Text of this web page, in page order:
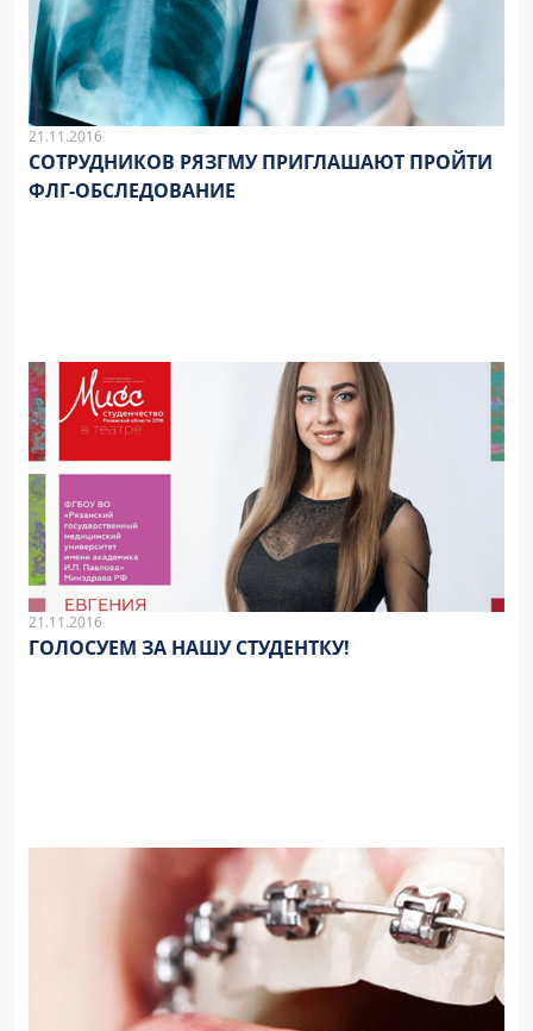
21.11.2016
СОТРУДНИКОВ РЯЗГМУ ПРИГЛАШАЮТ ПРОЙТИ
ФЛГ-ОБСЛЕДОВАНИЕ
21.11.2016
ГОЛОСУЕМ ЗА НАШУ СТУДЕНТКУ!